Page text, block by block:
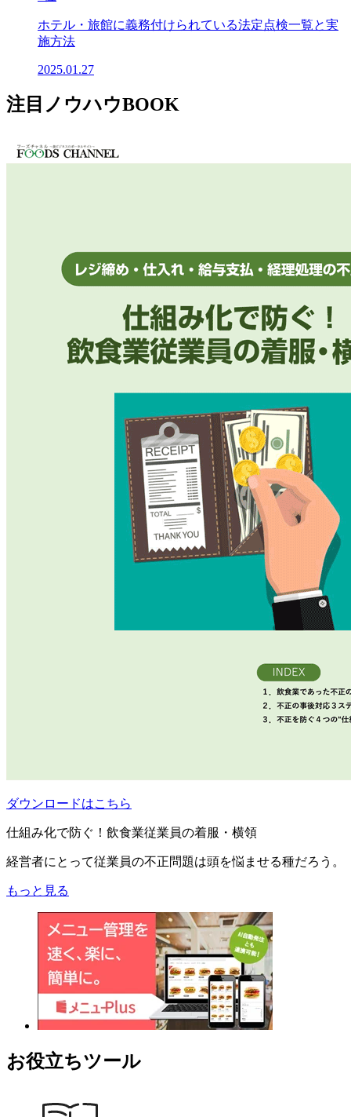
ホテル・旅館に義務付けられている法定点検一覧と実
施方法
2025.01.27
注目ノウハウBOOK
ダウンロードはこちら
仕組み化で防ぐ！飲食業従業員の着服・横領
経営者にとって従業員の不正問題は頭を悩ませる種だろう。
もっと見る
お役立ちツール